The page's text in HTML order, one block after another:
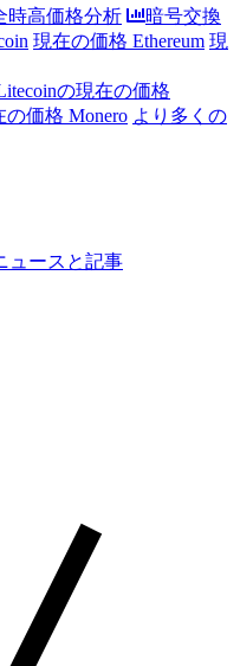
時高価格分析
暗号交換
現在の価格 Ethereum 現
の現在の価格
の価格 Monero より多くの
ュースと記事